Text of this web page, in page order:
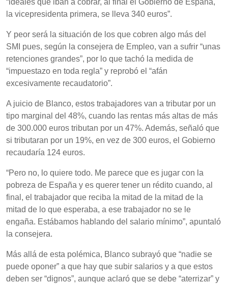
“ideales que iban a cobrar, al final el Gobierno de España,
la vicepresidenta primera, se lleva 340 euros”.
Y peor será la situación de los que cobren algo más del
SMI pues, según la consejera de Empleo, van a sufrir “unas
retenciones grandes”, por lo que tachó la medida de
“impuestazo en toda regla” y reprobó el “afán
excesivamente recaudatorio”.
A juicio de Blanco, estos trabajadores van a tributar por un
tipo marginal del 48%, cuando las rentas más altas de más
de 300.000 euros tributan por un 47%. Además, señaló que
si tributaran por un 19%, en vez de 300 euros, el Gobierno
recaudaría 124 euros.
“Pero no, lo quiere todo. Me parece que es jugar con la
pobreza de España y es querer tener un rédito cuando, al
final, el trabajador que reciba la mitad de la mitad de la
mitad de lo que esperaba, a ese trabajador no se le
engaña. Estábamos hablando del salario mínimo”, apuntaló
la consejera.
Más allá de esta polémica, Blanco subrayó que “nadie se
puede oponer” a que hay que subir salarios y a que estos
deben ser “dignos”, aunque aclaró que se debe “aterrizar” y